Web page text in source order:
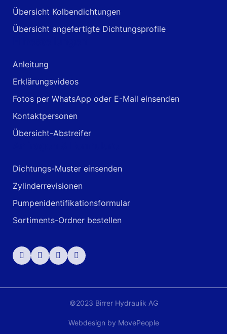
Übersicht Kolbendichtungen
Übersicht angefertigte Dichtungsprofile
Anleitung
Erklärungsvideos
Fotos per WhatsApp oder E-Mail einsenden
Kontaktpersonen
Übersicht-Abstreifer
Dichtungs-Muster einsenden
Zylinderrevisionen
Pumpenidentifikationsformular
Sortiments-Ordner bestellen
©2023 Birrer Hydraulik AG
Webdesign by MovePeople